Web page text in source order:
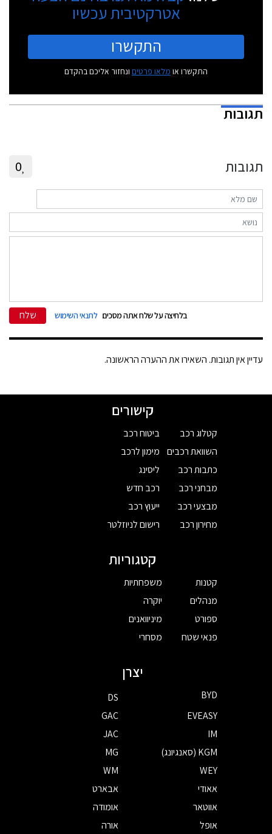
אטרקטיבית עכשיו
התקשרו
התקשרו או מלאו פרטים ונחזור אליכם בהקדם
תגובות
תגובות 0
בלחיצה על שלח אתה מסכים לתנאי השימוש שלח
עדיין אין תגובות. השאירו את ההערה הראשונה.
קישורים
קטלוג רכב
השוואת רכבים
כתבות רכב
מבחני רכב
מבצעי רכב
מחירון רכב
ביטוח רכב
מימון לרכב
ליסינג
רכב חדש
ייעוץ רכב
רישום לניוזלטר
קטגוריות
קטנות
מנהלים
ספורט
פנאי שטח
משפחתיות
יוקרה
מיניוואנים
מסחרי
יצרן
BYD
DS
EVEASY
GAC
IM
JAC
KGM (סאנגיונג)
MG
WEY
WM
אאודי
אבארט
אווטאר
אומודה
אופל
אורה